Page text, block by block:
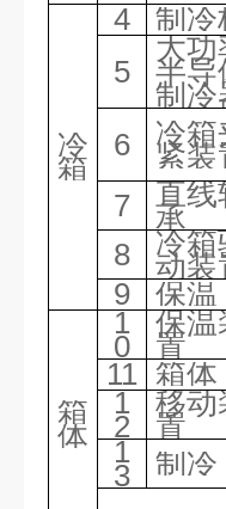
冷
箱
4 制冷
5
大功
半导
制冷
6 冷箱
紧装
7
直线
承
8
冷箱
动装
9 保温
箱
体
1
0
保温
置
11 箱体
1
2
移动
置
1
3 制冷